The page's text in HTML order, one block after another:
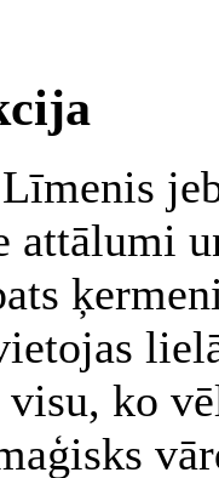
attālumi
ko